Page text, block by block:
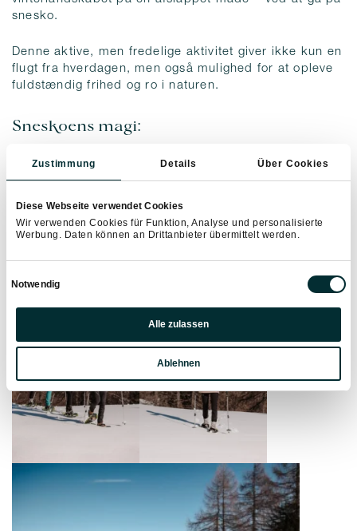
Zustimmung Details Über Cookies
Diese Webseite verwendet Cookies
Wir verwenden Cookies für Funktion, Analyse und personalisierte
Werbung. Daten können an Drittanbieter übermittelt werden.
Notwendig
Präferenzen
Statistiken
Alle zulassen
Ablehnen
snesko.
Denne aktive, men fredelige aktivitet giver ikke kun en
flugt fra hverdagen, men også mulighed for at opleve
fuldstændig frihed og ro i naturen.
Sneskoens magi:
Sneskovandring er ikke kun en fysisk aktivitet, men
beroligende effekt på alle sanser. I harmoni med
naturen kan du koble af, rense hovedet og intensivt
opleve de vinterlige omgivelsers skønhed.